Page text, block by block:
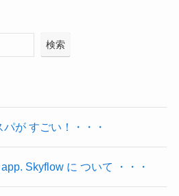
検索
が すごい！・・・
Skyflow に ついて ・・・